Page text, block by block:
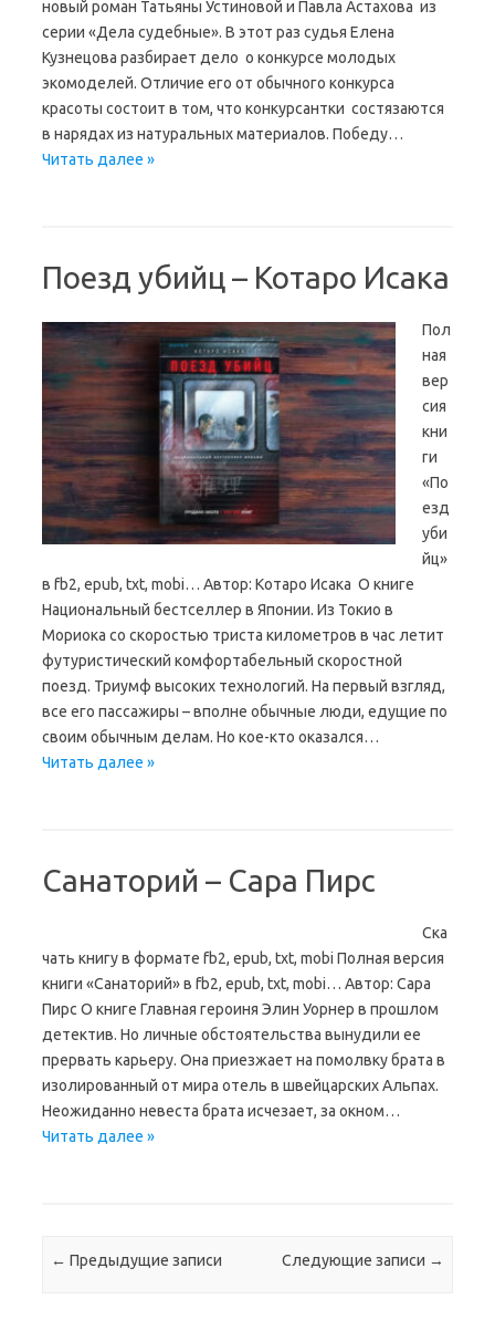
новый роман Татьяны Устиновой и Павла Астахова из
серии «Дела судебные». В этот раз судья Елена
Кузнецова разбирает дело о конкурсе молодых
экомоделей. Отличие его от обычного конкурса
красоты состоит в том, что конкурсантки состязаются
в нарядах из натуральных материалов. Победу…
Читать далее »
Поезд убийц – Котаро Исака
Пол
ная
вер
сия
кни
ги
«По
езд
уби
йц»
в fb2, epub, txt, mobi… Автор: Котаро Исака О книге
Национальный бестселлер в Японии. Из Токио в
Мориока со скоростью триста километров в час летит
футуристический комфортабельный скоростной
поезд. Триумф высоких технологий. На первый взгляд,
все его пассажиры – вполне обычные люди, едущие по
своим обычным делам. Но кое-кто оказался…
Читать далее »
Санаторий – Сара Пирс
Ска
чать книгу в формате fb2, epub, txt, mobi Полная версия
книги «Санаторий» в fb2, epub, txt, mobi… Автор: Сара
Пирс О книге Главная героиня Элин Уорнер в прошлом
детектив. Но личные обстоятельства вынудили ее
прервать карьеру. Она приезжает на помолвку брата в
изолированный от мира отель в швейцарских Альпах.
Неожиданно невеста брата исчезает, за окном…
Читать далее »
Навигация по записям
← Предыдущие записи Следующие записи →